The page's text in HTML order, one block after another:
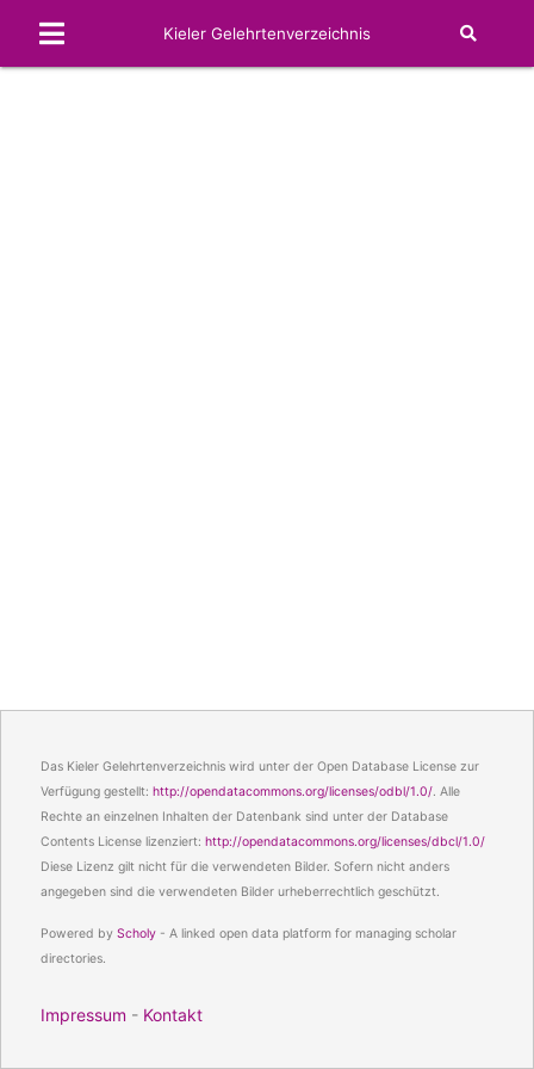
Kieler Gelehrtenverzeichnis
Das Kieler Gelehrtenverzeichnis wird unter der Open Database License zur
Verfügung gestellt: http://opendatacommons.org/licenses/odbl/1.0/. Alle
Rechte an einzelnen Inhalten der Datenbank sind unter der Database
Contents License lizenziert: http://opendatacommons.org/licenses/dbcl/1.0/
Diese Lizenz gilt nicht für die verwendeten Bilder. Sofern nicht anders
angegeben sind die verwendeten Bilder urheberrechtlich geschützt.
Powered by Scholy- A linked open data platform for managing scholar
directories.
Impressum - Kontakt